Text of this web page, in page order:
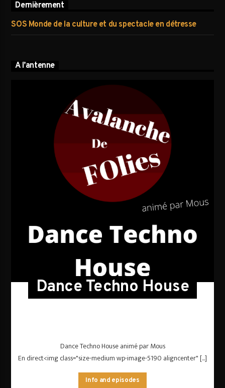
Dernièrement
SOS Monde de la culture et du spectacle en détresse
A l’antenne
Dance Techno House
Dance Techno House animé par Mous
En direct<img class="size-medium wp-image-5190 aligncenter" [...]
Info and episodes